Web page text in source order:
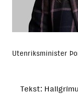
Utenriksminister
Tekst: